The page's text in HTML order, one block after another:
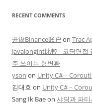
RECENT COMMENTS
开设Binance账户 on Trac
Javalongint比較 - 코딩면접
주 쓰이는 형변환
yson on Unity C# –
김대호 on Unity C# –
Sang Ik Baeon 샤딩과 파